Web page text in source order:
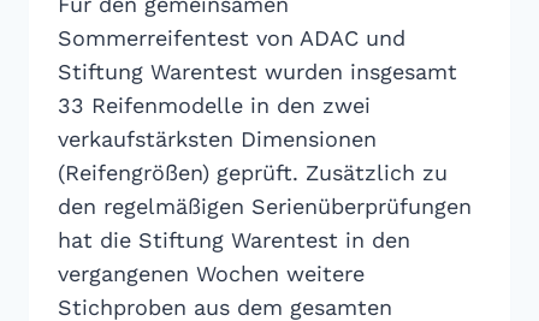
Sommerreifentest von ADAC und
Stiftung Warentest wurden insgesamt
33 Reifenmodelle in den zwei
verkaufstärksten Dimensionen
(Reifengrößen) geprüft. Zusätzlich zu
den regelmäßigen Serienüberprüfungen
hat die Stiftung Warentest in den
vergangenen Wochen weitere
Stichproben aus dem gesamten